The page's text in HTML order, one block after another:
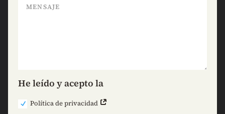
He leído y acepto la
Política de privacidad